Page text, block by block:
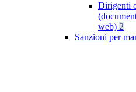
Dirigenti
web) 2
Sanzioni per